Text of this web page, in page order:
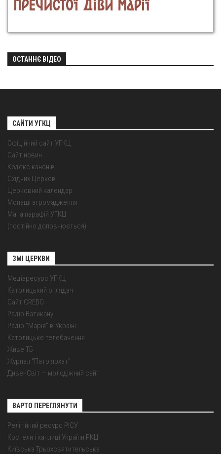
ОСТАННЄ ВІДЕО
САЙТИ УГКЦ
Офіційний сайт УГКЦ
Сайт новин
Кодекс канонів
Східних Церков
Церковний календар
Монаші згромадження
Мапа парафій УГКЦ
(постійно доповнюється)
ЗМІ ЦЕРКВИ
Медіаресурс УГКЦ
Католицький оглядач
Сайт CREDO
Радіо Ватикану
Радіо "Марія" в Україні
Католицьке телебачення
Живе ТБ
Журнал "Патріярхат"
ДивенСвіт — молодіжний сайт
ВАРТО ПЕРЕГЛЯНУТИ
Релігійний ресурс РІСУ
Костели і каплиці України РКЦ
Київська Трьохсвятительська